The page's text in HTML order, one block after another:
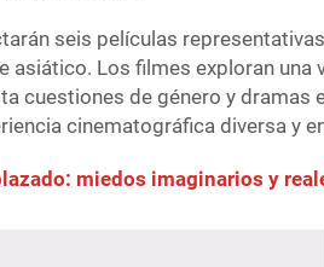
seis películas
asiático. Los filmes exploran una
cuestiones de género y dramas
cinematográfica diversa y
miedos imaginarios y